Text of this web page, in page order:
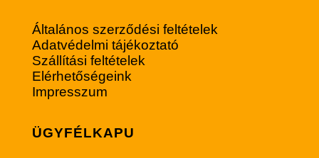
Általános szerződési feltételek
Adatvédelmi tájékoztató
Szállítási feltételek
Elérhetőségeink
Impresszum
ÜGYFÉLKAPU